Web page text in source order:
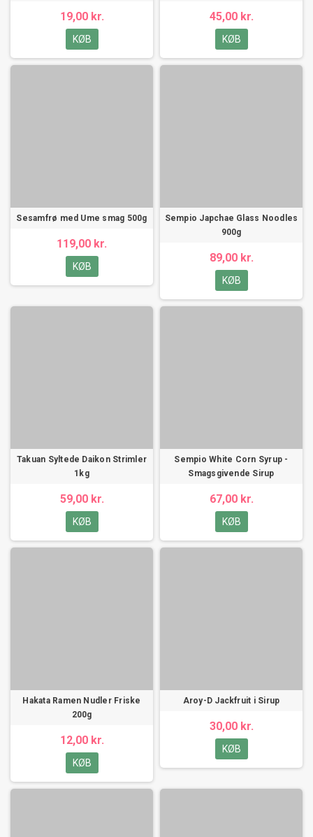
19,00 kr.
KØB
45,00 kr.
KØB
Sesamfrø med Ume smag 500g
119,00 kr.
KØB
Sempio Japchae Glass Noodles
900g
89,00 kr.
KØB
Takuan Syltede Daikon Strimler
1kg
59,00 kr.
KØB
Sempio White Corn Syrup -
Smagsgivende Sirup
67,00 kr.
KØB
Hakata Ramen Nudler Friske
200g
12,00 kr.
KØB
Aroy-D Jackfruit i Sirup
30,00 kr.
KØB